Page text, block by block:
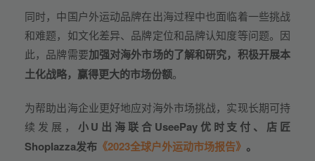
同时，中国户外运动品牌在出海过程中也面临着一些挑战
和难题，如文化差异、品牌定位和品牌认知度等问题。因
此，品牌需要加强对海外市场的了解和研究，积极开展本
土化战略，赢得更大的市场份额。
为帮助出海企业更好地应对海外市场挑战，实现长期可持
续发展， 小U出海联合UseePay优时支付、店匠
Shoplazza发布 《2023全球户外运动市场报告》 。